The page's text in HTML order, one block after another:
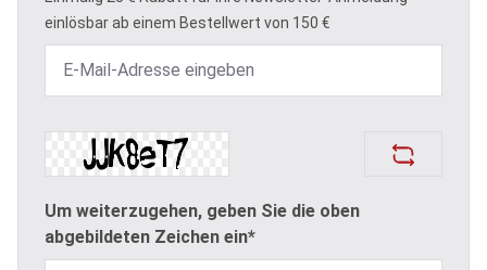
einlösbar ab einem Bestellwert von 150 €
Um weiterzugehen, geben Sie die oben
abgebildeten Zeichen ein*